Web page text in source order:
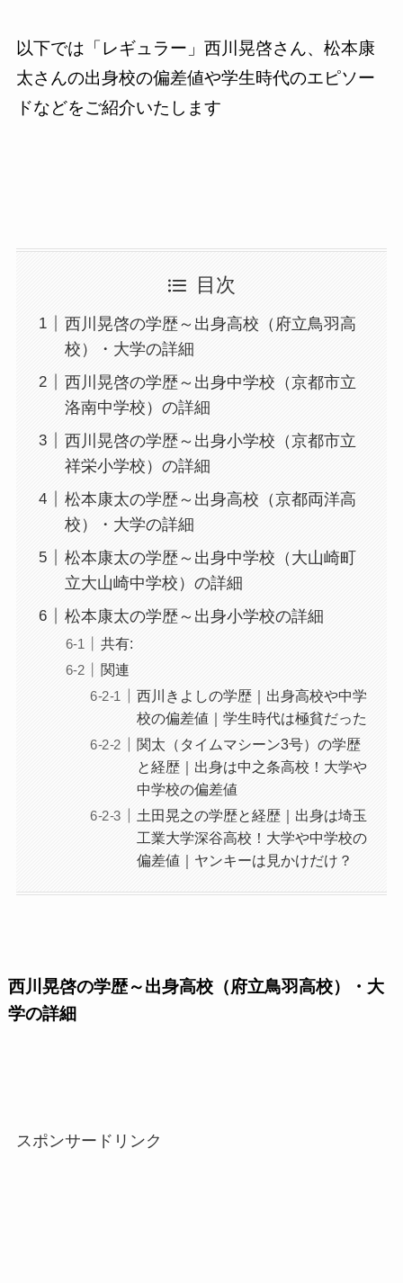
以下では「レギュラー」西川晃啓さん、松本康
太さんの出身校の偏差値や学生時代のエピソー
ドなどをご紹介いたします
目次
西川晃啓の学歴～出身高校（府立鳥羽高
校）・大学の詳細
西川晃啓の学歴～出身中学校（京都市立
洛南中学校）の詳細
西川晃啓の学歴～出身小学校（京都市立
祥栄小学校）の詳細
松本康太の学歴～出身高校（京都両洋高
校）・大学の詳細
松本康太の学歴～出身中学校（大山崎町
立大山崎中学校）の詳細
松本康太の学歴～出身小学校の詳細
共有:
関連
西川きよしの学歴｜出身高校や中学
校の偏差値｜学生時代は極貧だった
関太（タイムマシーン3号）の学歴
と経歴｜出身は中之条高校！大学や
中学校の偏差値
土田晃之の学歴と経歴｜出身は埼玉
工業大学深谷高校！大学や中学校の
偏差値｜ヤンキーは見かけだけ？
西川晃啓の学歴～出身高校（府立鳥羽高校）・大
学の詳細
スポンサードリンク